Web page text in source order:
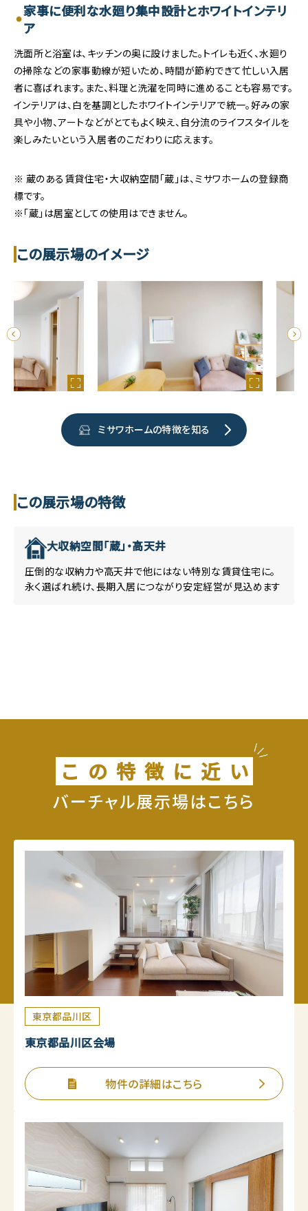
家事に便利な水廻り集中設計とホワイトインテリ
ア
洗面所と浴室は、キッチンの奥に設けました。トイレも近く、水廻り
の掃除などの家事動線が短いため、時間が節約できて忙しい入居
者に喜ばれます。また、料理と洗濯を同時に進めることも容易です。
インテリアは、白を基調としたホワイトインテリアで統一。好みの家
具や小物、アートなどがとてもよく映え、自分流のライフスタイルを
楽しみたいという入居者のこだわりに応えます。
※ 蔵のある賃貸住宅・大収納空間「蔵」は、ミサワホームの登録商
標です。
※「蔵」は居室としての使用はできません。
この展示場のイメージ
ミサワホームの特徴を知る
この展示場の特徴
大収納空間「蔵」・高天井
圧倒的な収納力や高天井で他にはない特別な賃貸住宅に。
永く選ばれ続け、長期入居につながり安定経営が見込めます
こ の 特 徴 に 近 い
バーチャル展示場はこちら
東京都品川区
東京都品川区会場
物件の詳細はこちら